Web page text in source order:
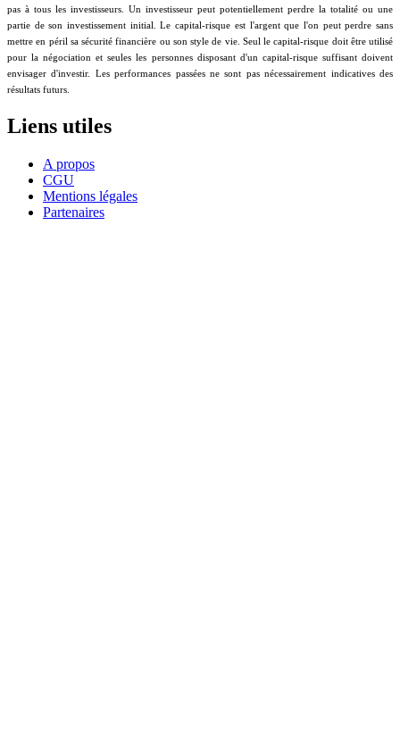
pas à tous les investisseurs. Un investisseur peut potentiellement perdre la totalité ou une
partie de son investissement initial. Le capital-risque est l'argent que l'on peut perdre sans
mettre en péril sa sécurité financière ou son style de vie. Seul le capital-risque doit être utilisé
pour la négociation et seules les personnes disposant d'un capital-risque suffisant doivent
envisager d'investir. Les performances passées ne sont pas nécessairement indicatives des
résultats futurs.
Liens utiles
A propos
CGU
Mentions légales
Partenaires